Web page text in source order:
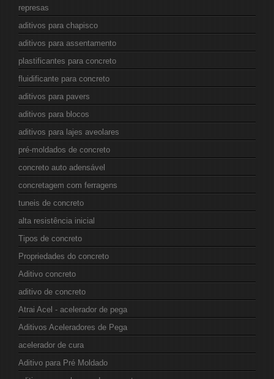
represas
aditivos para chapisco
aditivos para assentamento
plastificantes para concreto
fluidificante para concreto
aditivos para pavers
aditivos para blocos
aditivos para lajes aveolares
pré-moldados de concreto
concreto auto adensável
concretagem com ferragens
tuneis de concreto
alta resistência inicial
Tipos de concreto
Propriedades do concreto
Aditivo concreto
aditivo de concreto
Atrai Acel - acelerador de pega
Aditivos Aceleradores de Pega
acelerador de cura
Aditivo para Pré Moldado